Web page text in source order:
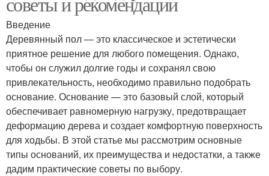
Введение
Деревянный пол — это классическое и эстетически
приятное решение для любого помещения. Однако,
чтобы он служил долгие годы и сохранял свою
привлекательность, необходимо правильно подобрать
основание. Основание — это базовый слой, который
обеспечивает равномерную нагрузку, предотвращает
деформацию дерева и создает комфортную поверхность
для ходьбы. В этой статье мы рассмотрим основные
типы оснований, их преимущества и недостатки, а также
дадим практические советы по выбору.